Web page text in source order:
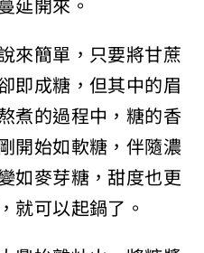
來簡單，只要將甘蔗
即成糖，但其中的眉
煮的過程中，糖的香
開始如軟糖，伴隨濃
如麥芽糖，甜度也更
可以起鍋了。